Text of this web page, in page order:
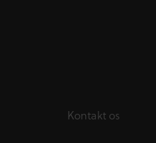
Kontakt os